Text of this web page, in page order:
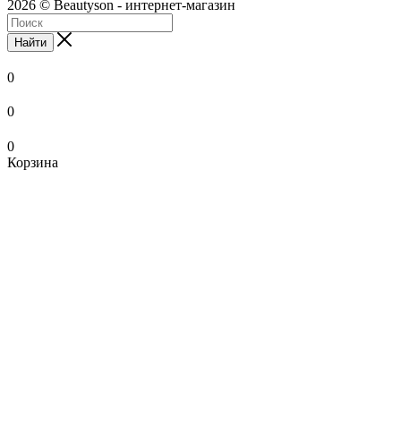
2026 © Beautyson - интернет-магазин
Найти
0
0
0
Корзина